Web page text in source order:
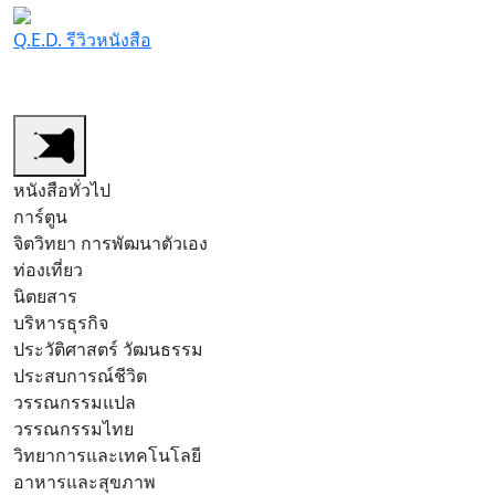
Q.E.D. รีวิวหนังสือ
หนังสือทั่วไป
การ์ตูน
จิตวิทยา การพัฒนาตัวเอง
ท่องเที่ยว
นิตยสาร
บริหารธุรกิจ
ประวัติศาสตร์ วัฒนธรรม
ประสบการณ์ชีวิต
วรรณกรรมแปล
วรรณกรรมไทย
วิทยาการและเทคโนโลยี
อาหารและสุขภาพ